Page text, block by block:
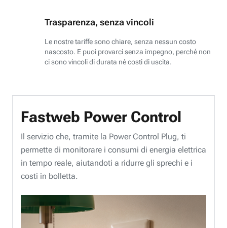
Trasparenza, senza vincoli
Le nostre tariffe sono chiare, senza nessun costo
nascosto. E puoi provarci senza impegno, perché non
ci sono vincoli di durata né costi di uscita.
Fastweb Power Control
Il servizio che, tramite la Power Control Plug, ti
permette di monitorare i consumi di energia elettrica
in tempo reale, aiutandoti a ridurre gli sprechi e i
costi in bolletta.